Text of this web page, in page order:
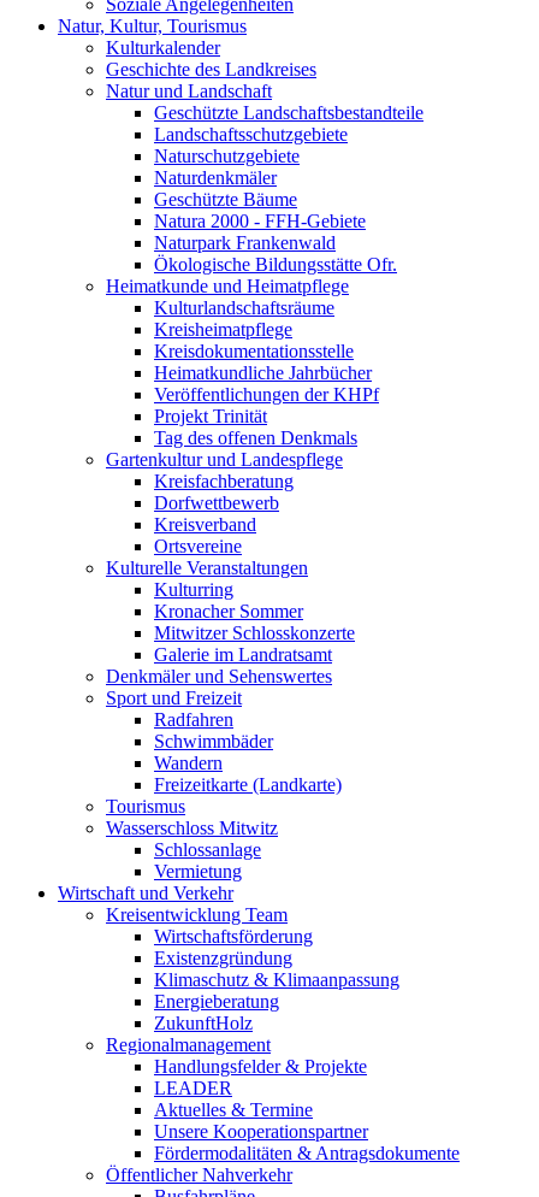
Soziale Angelegenheiten
Natur, Kultur, Tourismus
Kulturkalender
Geschichte des Landkreises
Natur und Landschaft
Geschützte Landschaftsbestandteile
Landschaftsschutzgebiete
Naturschutzgebiete
Naturdenkmäler
Geschützte Bäume
Natura 2000 - FFH-Gebiete
Naturpark Frankenwald
Ökologische Bildungsstätte Ofr.
Heimatkunde und Heimatpflege
Kulturlandschaftsräume
Kreisheimatpflege
Kreisdokumentationsstelle
Heimatkundliche Jahrbücher
Veröffentlichungen der KHPf
Projekt Trinität
Tag des offenen Denkmals
Gartenkultur und Landespflege
Kreisfachberatung
Dorfwettbewerb
Kreisverband
Ortsvereine
Kulturelle Veranstaltungen
Kulturring
Kronacher Sommer
Mitwitzer Schlosskonzerte
Galerie im Landratsamt
Denkmäler und Sehenswertes
Sport und Freizeit
Radfahren
Schwimmbäder
Wandern
Freizeitkarte (Landkarte)
Tourismus
Wasserschloss Mitwitz
Schlossanlage
Vermietung
Wirtschaft und Verkehr
Kreisentwicklung Team
Wirtschaftsförderung
Existenzgründung
Klimaschutz & Klimaanpassung
Energieberatung
ZukunftHolz
Regionalmanagement
Handlungsfelder & Projekte
LEADER
Aktuelles & Termine
Unsere Kooperationspartner
Fördermodalitäten & Antragsdokumente
Öffentlicher Nahverkehr